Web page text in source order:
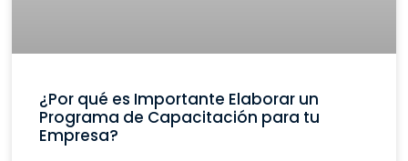
¿Por qué es Importante Elaborar un
Programa de Capacitación para tu
Empresa?